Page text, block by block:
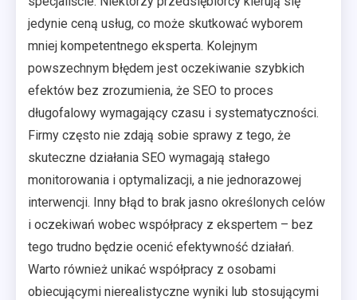
jedynie ceną usług, co może skutkować wyborem
mniej kompetentnego eksperta. Kolejnym
powszechnym błędem jest oczekiwanie szybkich
efektów bez zrozumienia, że SEO to proces
długofalowy wymagający czasu i systematyczności.
Firmy często nie zdają sobie sprawy z tego, że
skuteczne działania SEO wymagają stałego
monitorowania i optymalizacji, a nie jednorazowej
interwencji. Inny błąd to brak jasno określonych celów
i oczekiwań wobec współpracy z ekspertem – bez
tego trudno będzie ocenić efektywność działań.
Warto również unikać współpracy z osobami
obiecującymi nierealistyczne wyniki lub stosującymi